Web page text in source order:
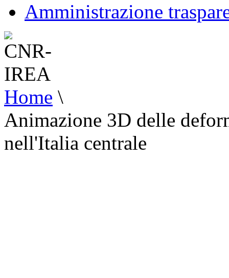
Amministrazione
Home \
Animazione 3D delle
nell'Italia centrale